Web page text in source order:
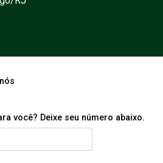
você? Deixe seu número abaixo.